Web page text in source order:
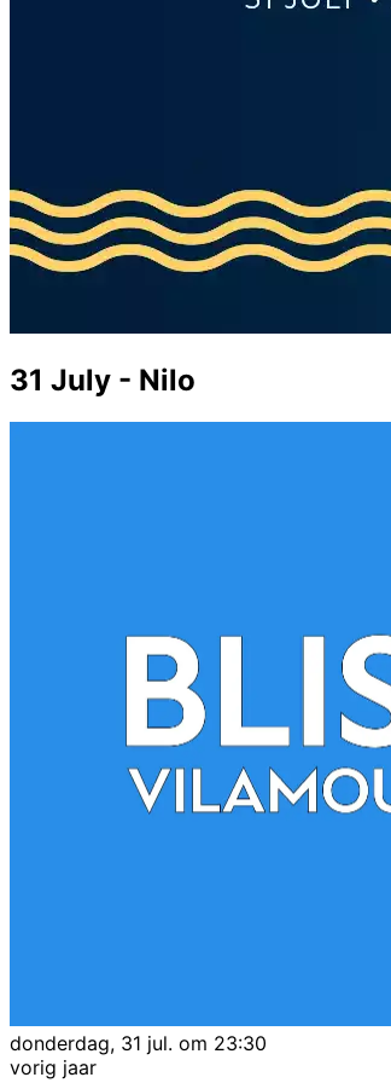
31 July - Nilo
donderdag, 31 jul. om 23:30
vorig jaar